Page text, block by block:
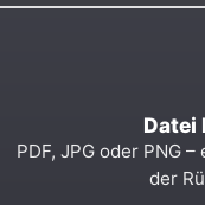
Datei
PDF, JPG oder PNG
der